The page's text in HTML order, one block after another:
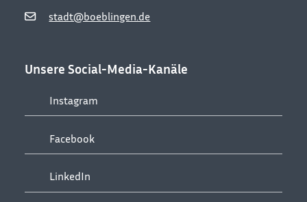
stadt@boeblingen.de
Unsere Social-Media-Kanäle
Instagram
Facebook
LinkedIn